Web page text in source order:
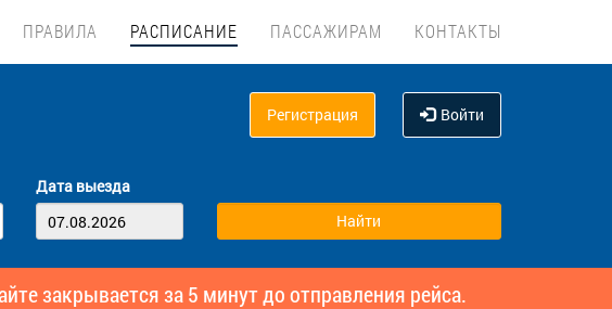
ПРАВИЛА РАСПИСАНИЕ ПАССАЖИРАМ КОНТАКТЫ
Регистрация Войти
Дата выезда
закрывается за 5 минут до отправления рейса.